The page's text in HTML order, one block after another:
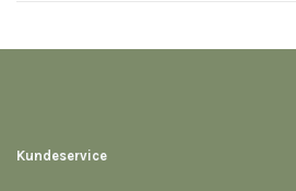
Kundeservice